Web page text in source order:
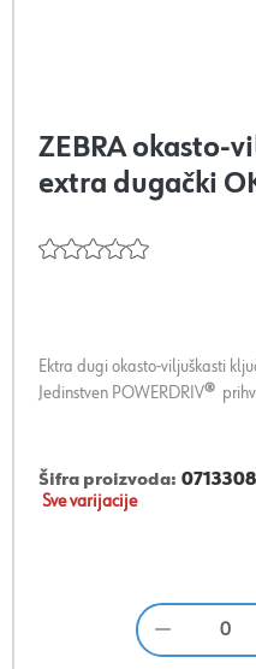
ZEBRA okasto-
extra dugački
Ektra dugi okasto-viljuškasti
Jedinstven POWERDRIV®
Šifra proizvoda:
Sve varijacije